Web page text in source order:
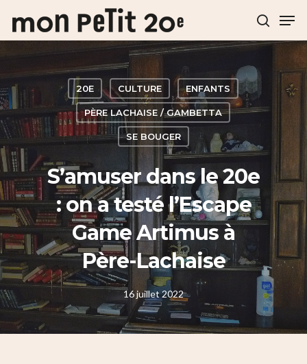
Hit enter to search or ESC to close
20E CULTURE ENFANTS
PÈRE LACHAISE / GAMBETTA
SE BOUGER
S’amuser dans le 20e
: on a testé l’Escape
Game Artimus à
Père-Lachaise
16 juillet 2022